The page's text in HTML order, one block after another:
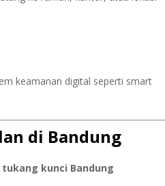
keamanan digital seperti smart
di Bandung
tukang kunci Bandung